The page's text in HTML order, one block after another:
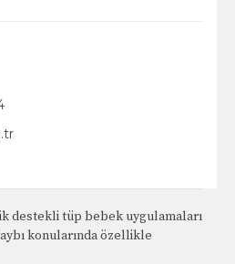
destekli tüp bebek uygulamaları
konularında özellikle